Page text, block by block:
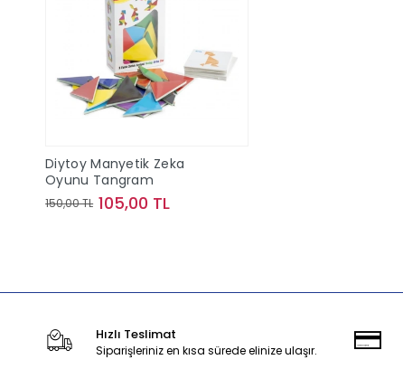
Diytoy Manyetik Zeka
Oyunu Tangram
150,00 TL 105,00 TL
Hızlı Teslimat
Siparişleriniz en kısa sürede elinize ulaşır.